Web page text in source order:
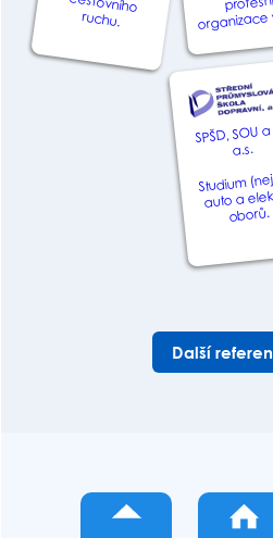
ruchu. organizace
SPŠD, SOU
a.s.
Studium
auto a
oborů.
Další